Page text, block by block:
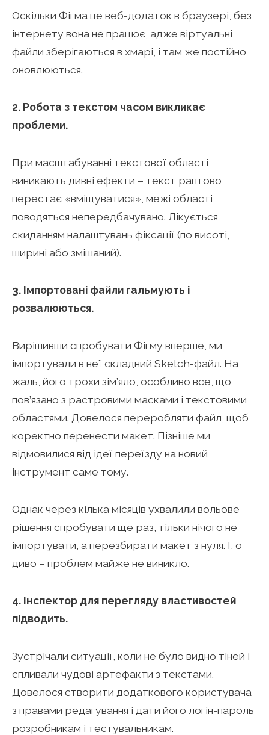
Оскільки Фігма це веб-додаток в браузері, без
інтернету вона не працює, адже віртуальні
файли зберігаються в хмарі, і там же постійно
оновлюються.
2. Робота з текстом часом викликає
проблеми.
При масштабуванні текстової області
виникають дивні ефекти – текст раптово
перестає «вміщуватися», межі області
поводяться непередбачувано. Лікується
скиданням налаштувань фіксації (по висоті,
ширині або змішаний).
3. Імпортовані файли гальмують і
розвалюються.
Вирішивши спробувати Фігму вперше, ми
імпортували в неї складний Sketch-файл. На
жаль, його трохи зім’яло, особливо все, що
пов’язано з растровими масками і текстовими
областями. Довелося переробляти файл, щоб
коректно перенести макет. Пізніше ми
відмовилися від ідеї переїзду на новий
інструмент саме тому.
Однак через кілька місяців ухвалили вольове
рішення спробувати ще раз, тільки нічого не
імпортувати, а перезбирати макет з нуля. І, о
диво – проблем майже не виникло.
4. Інспектор для перегляду властивостей
підводить.
Зустрічали ситуації, коли не було видно тіней і
спливали чудові артефакти з текстами.
Довелося створити додаткового користувача
з правами редагування і дати його логін-пароль
розробникам і тестувальникам.